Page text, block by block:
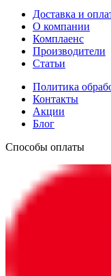
Доставка и
О компании
Комплаенс
Производители
Статьи
Политика
Контакты
Акции
Блог
Способы оплаты